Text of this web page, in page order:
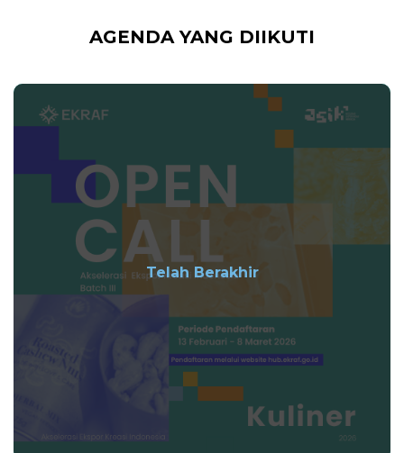
AGENDA YANG DIIKUTI
Telah Berakhir